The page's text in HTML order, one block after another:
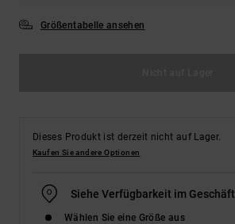
Größentabelle ansehen
Dieses Produkt ist derzeit nicht auf Lager.
Kaufen Sie andere Optionen
Siehe Verfügbarkeit im Geschäft
Wählen Sie eine Größe aus